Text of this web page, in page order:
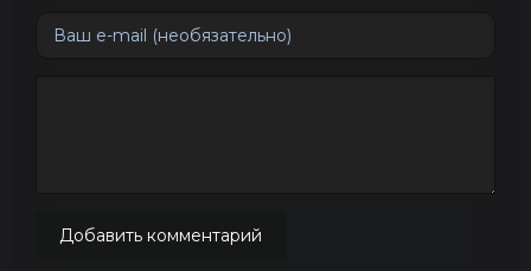
Добавить комментарий